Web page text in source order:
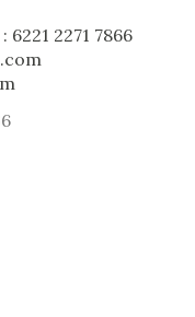
6221 2271 7866